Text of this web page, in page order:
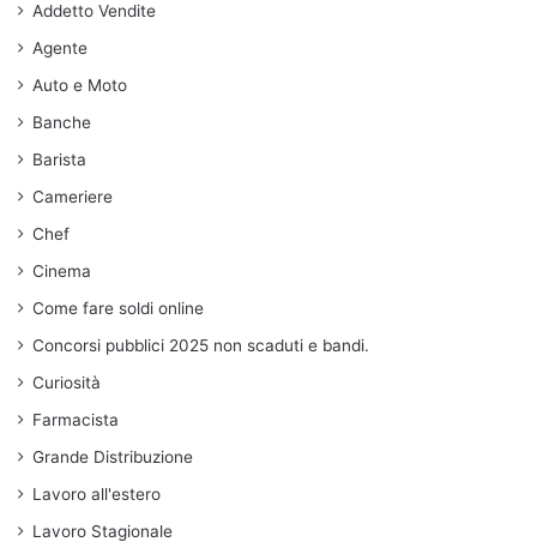
Addetto Vendite
Agente
Auto e Moto
Banche
Barista
Cameriere
Chef
Cinema
Come fare soldi online
Concorsi pubblici 2025 non scaduti e bandi.
Curiosità
Farmacista
Grande Distribuzione
Lavoro all'estero
Lavoro Stagionale